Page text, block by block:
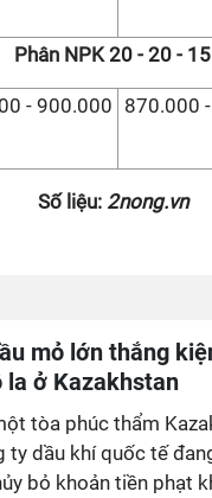
Phân NPK 20 - 20 - 15
- 900.000 870.000
Số liệu: 2nong.vn
mỏ lớn thắng
la ở Kazakhstan
tòa phúc thẩm
ty dầu khí quốc tế
bỏ khoản tiền phạt